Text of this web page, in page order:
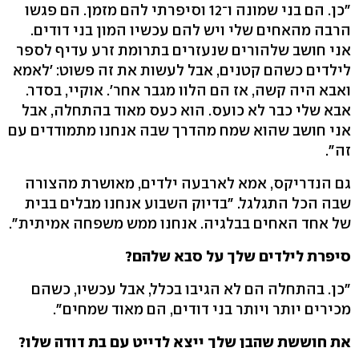
"כן. הם בני שמונה ו־12 וסיפרתי להם מזמן. הם פגשו
הרבה מהאחים שלי ויש להם עכשיו המון בני דודים.
אני חושב שלהורים שנעזרים בתרומת זרע עדיף לספר
לילדים כשהם קטנים, אבל לעשות את זה פשוט: 'לאמא
ואבא היה קשה, אז הם הלוו מגבר אחר'. אוקיי, בסדר.
אבא שלי כבר לא כועס. הוא כעס מאוד בהתחלה, אבל
אני חושב שהוא שמח מהדרך שבה אנחנו מתמודדים עם
זה".
גם הנדריקס, אמא לארבעה ילדים, מאושרת מהצורה
שבה הכל התגלגל. "בדיוק השבוע אנחנו מבלים בבית
של אחד האחים בבלגיה. אנחנו ממש משפחה אמיתית".
סיפרת לילדים שלך על סבא שלהם?
"כן. בהתחלה הם לא הגיבו בכלל, אבל עכשיו, כשהם
מכירים יותר ויותר בני דודים, הם מאוד שמחים".
את חוששת שהבן שלך ייצא לדייט עם בת דודה שלו?